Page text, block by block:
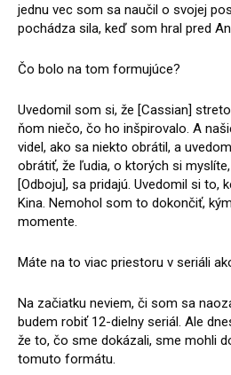
jednu vec som sa naučil o svojej
pochádza sila, keď som hral pred
Čo bolo na tom formujúce?
Uvedomil som si, že [Cassian]
ňom niečo, čo ho inšpirovalo. A
videl, ako sa niekto obrátil, a
obrátiť, že ľudia, o ktorých si
[Odboju], sa pridajú. Uvedomil si to,
Kina. Nemohol som to dokončiť,
momente.
Máte na to viac priestoru v seriáli
Na začiatku neviem, či som sa
budem robiť 12-dielny seriál. Ale
že to, čo sme dokázali, sme mohli
tomuto formátu.